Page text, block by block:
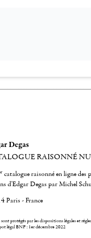
Degas
RAISONNÉ
catalogue raisonné en ligne des
d'Edgar Degas par Michel
Paris - France
protégés par les dispositions légales et
légal BNF : 1er décembre 2022